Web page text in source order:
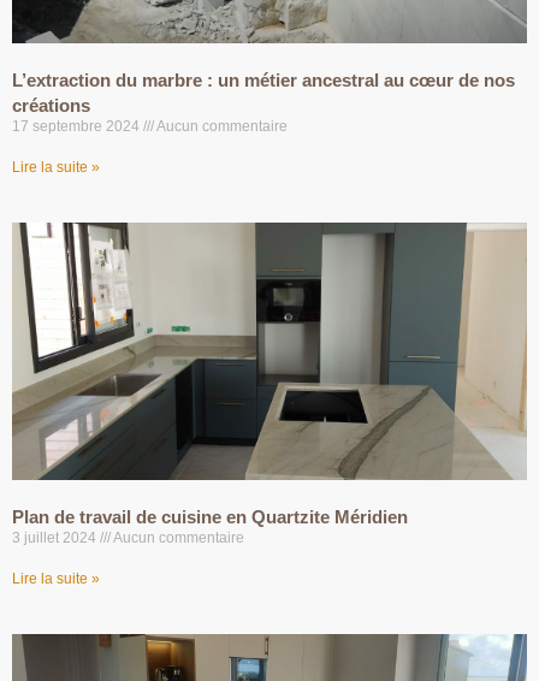
L’extraction du marbre : un métier ancestral au cœur de nos
créations
17 septembre 2024 Aucun commentaire
Lire la suite »
Plan de travail de cuisine en Quartzite Méridien
3 juillet 2024 Aucun commentaire
Lire la suite »